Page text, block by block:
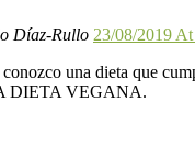
Díaz-Rullo 23/08/2019
una dieta que
DIETA VEGANA.